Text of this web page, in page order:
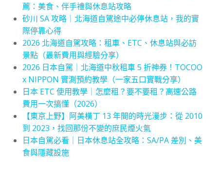
薦：美食、伴手禮與休息站攻略
砂川 SA 攻略｜北海道自駕途中必停休息站，我的實
際停靠心得
2026 北海道自駕攻略：租車、ETC、休息站與必訪
景點（最新費用與經驗分享）
2026 日本自駕｜北海道中秋租車 5 折神券！TOCOO
x NIPPON 實測預約教學（一家五口實戰分享）
日本 ETC 使用教學｜怎麼租？要不要租？高速公路
費用一次搞懂（2026）
【東京上野】阿美橫丁 13 年間的時光漫步：從 2010
到 2023，找回那份不變的庶民煙火氣
日本自駕必看｜日本休息站全攻略：SA/PA 差別、美
食與隱藏設施